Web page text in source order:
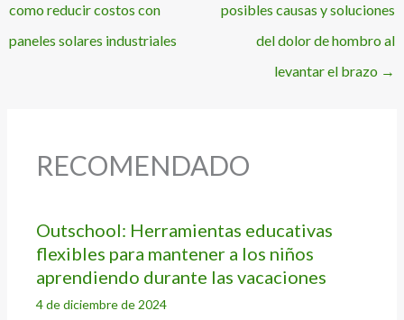
como reducir costos con
paneles solares industriales
posibles causas y soluciones
del dolor de hombro al
levantar el brazo →
RECOMENDADO
Outschool: Herramientas educativas
flexibles para mantener a los niños
aprendiendo durante las vacaciones
4 de diciembre de 2024